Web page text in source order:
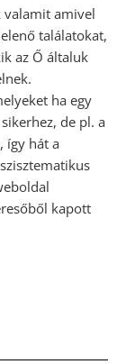
amivel
találatokat,
az Ő általuk
ha egy
de pl. a
így hát a
kapott